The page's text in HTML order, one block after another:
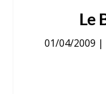
Le
01/04/2009 |